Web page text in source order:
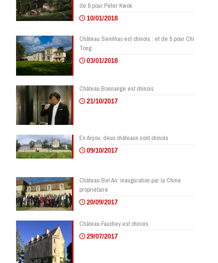
de 8 pour Peter Kwok
10/01/2018
Château Senilhac est chinois : et de 5 pour Chi
Tong
03/01/2018
Château Bonnange est chinois
21/10/2017
En Anjou, deux châteaux sont chinois
09/10/2017
Château Bel Air, inauguration par la Chine
propriétaire
20/09/2017
Château Fauchey est chinois
29/07/2017